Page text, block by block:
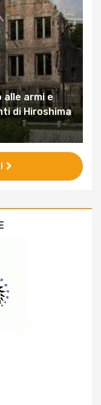
alle armi e
di Hiroshima